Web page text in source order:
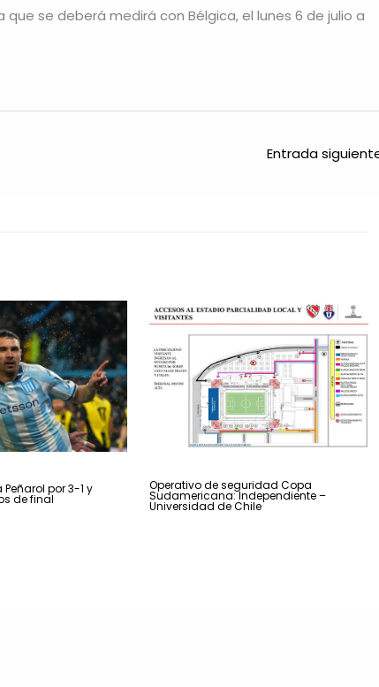
se deberá medirá con Bélgica, el lunes 6 de julio a
Entrada
por 3-1 y
de final
Operativo de seguridad Copa
Sudamericana: Independiente –
Universidad de Chile